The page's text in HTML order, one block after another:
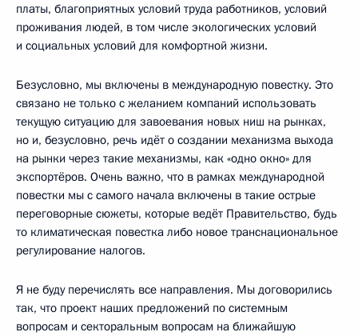
платы, благоприятных условий труда работников, условий
проживания людей, в том числе экологических условий
и социальных условий для комфортной жизни.
Безусловно, мы включены в международную повестку. Это
связано не только с желанием компаний использовать
текущую ситуацию для завоевания новых ниш на рынках,
но и, безусловно, речь идёт о создании механизма выхода
на рынки через такие механизмы, как «одно окно» для
экспортёров. Очень важно, что в рамках международной
повестки мы с самого начала включены в такие острые
переговорные сюжеты, которые ведёт Правительство, будь
то климатическая повестка либо новое транснациональное
регулирование налогов.
Я не буду перечислять все направления. Мы договорились
так, что проект наших предложений по системным
вопросам и секторальным вопросам на ближайшую